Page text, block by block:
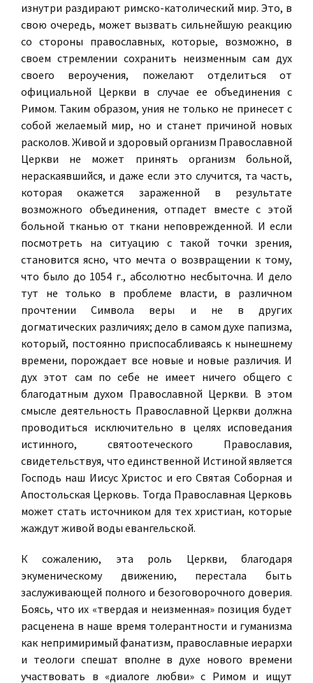
изнутри раздирают римско-католический мир. Это, в
свою очередь, может вызвать сильнейшую реакцию
со стороны православных, которые, возможно, в
своем стремлении сохранить неизменным сам дух
своего вероучения, пожелают отделиться от
официальной Церкви в случае ее объединения с
Римом. Таким образом, уния не только не принесет с
собой желаемый мир, но и станет причиной новых
расколов. Живой и здоровый организм Православной
Церкви не может принять организм больной,
нераскаявшийся, и даже если это случится, та часть,
которая окажется зараженной в результате
возможного объединения, отпадет вместе с этой
больной тканью от ткани неповрежденной. И если
посмотреть на ситуацию с такой точки зрения,
становится ясно, что мечта о возвращении к тому,
что было до 1054 г., абсолютно несбыточна. И дело
тут не только в проблеме власти, в различном
прочтении Символа веры и не в других
догматических различиях; дело в самом духе папизма,
который, постоянно приспосабливаясь к нынешнему
времени, порождает все новые и новые различия. И
дух этот сам по себе не имеет ничего общего с
благодатным духом Православной Церкви. В этом
смысле деятельность Православной Церкви должна
проводиться исключительно в целях исповедания
истинного, святоотеческого Православия,
свидетельствуя, что единственной Истиной является
Господь наш Иисус Христос и его Святая Соборная и
Апостольская Церковь. Тогда Православная Церковь
может стать источником для тех христиан, которые
жаждут живой воды евангельской.
К сожалению, эта роль Церкви, благодаря
экуменическому движению, перестала быть
заслуживающей полного и безоговорочного доверия.
Боясь, что их «твердая и неизменная» позиция будет
расценена в наше время толерантности и гуманизма
как непримиримый фанатизм, православные иерархи
и теологи спешат вполне в духе нового времени
участвовать в «диалоге любви» с Римом и ищут